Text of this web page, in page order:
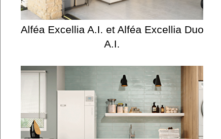
Alféa Excellia A.I. et Alféa Excellia Duo
A.I.